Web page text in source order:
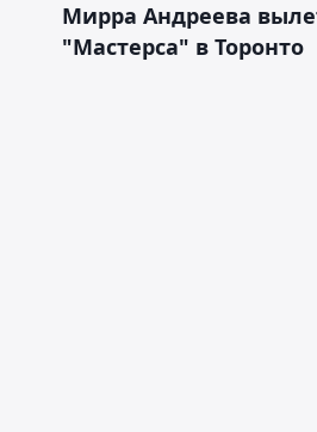
Мирра Андреева
"Мастерса" в Торонто